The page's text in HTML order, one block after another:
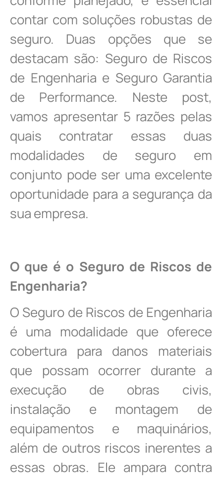
contar com soluções robustas de
seguro. Duas opções que se
destacam são: Seguro de Riscos
de Engenharia e Seguro Garantia
de Performance. Neste post,
vamos apresentar 5 razões pelas
quais contratar essas duas
modalidades de seguro em
conjunto pode ser uma excelente
oportunidade para a segurança da
sua empresa.
O que é o Seguro de Riscos de
Engenharia?
O Seguro de Riscos de Engenharia
é uma modalidade que oferece
cobertura para danos materiais
que possam ocorrer durante a
execução de obras civis,
instalação e montagem de
equipamentos e maquinários,
além de outros riscos inerentes a
essas obras. Ele ampara contra